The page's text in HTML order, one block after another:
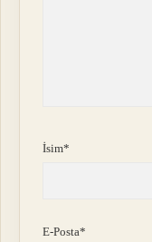
İsim*
E-Posta*